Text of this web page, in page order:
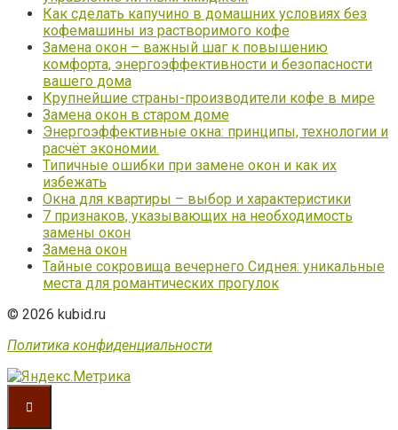
Как сделать капучино в домашних условиях без
кофемашины из растворимого кофе
Замена окон – важный шаг к повышению
комфорта, энергоэффективности и безопасности
вашего дома
Крупнейшие страны-производители кофе в мире
Замена окон в старом доме
Энергоэффективные окна: принципы, технологии и
расчёт экономии.
Типичные ошибки при замене окон и как их
избежать
Окна для квартиры – выбор и характеристики
7 признаков, указывающих на необходимость
замены окон
Замена окон
Тайные сокровища вечернего Сиднея: уникальные
места для романтических прогулок
© 2026 kubid.ru
Политика конфиденциальности